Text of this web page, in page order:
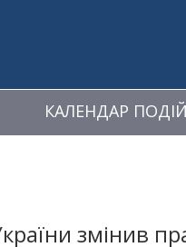
КАЛЕНДАР ПОДІЙ
змінив